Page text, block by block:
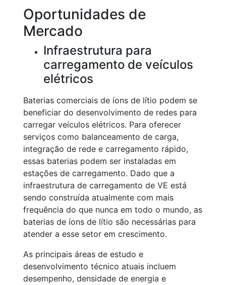
Oportunidades de
Mercado
Infraestrutura para
carregamento de veículos
elétricos
Baterias comerciais de íons de lítio podem se
beneficiar do desenvolvimento de redes para
carregar veículos elétricos. Para oferecer
serviços como balanceamento de carga,
integração de rede e carregamento rápido,
essas baterias podem ser instaladas em
estações de carregamento. Dado que a
infraestrutura de carregamento de VE está
sendo construída atualmente com mais
frequência do que nunca em todo o mundo, as
baterias de íons de lítio são necessárias para
atender a esse setor em crescimento.
As principais áreas de estudo e
desenvolvimento técnico atuais incluem
desempenho, densidade de energia e